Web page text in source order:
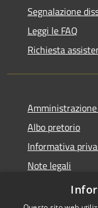
Segnalazione
Leggi le FAQ
Richiesta
Albo pretorio
Informativa
Note legali
Dichiarazione di